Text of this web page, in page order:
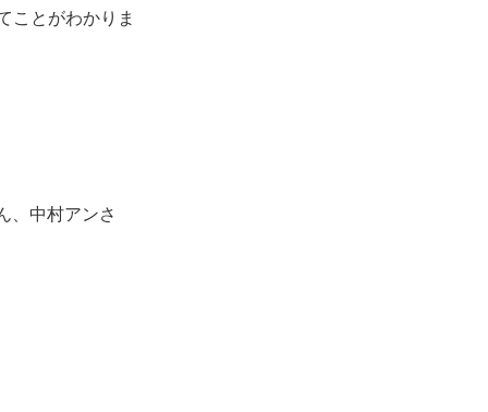
ことがわかりま
、中村アンさ